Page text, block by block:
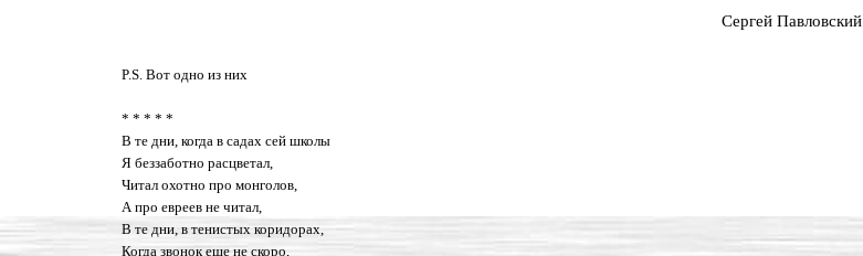
Сергей Павловский
P.S. Вот одно из них
* * * * *
В те дни, когда в садах сей школы
Я беззаботно расцветал,
Читал охотно про монголов,
А про евреев не читал,
В те дни, в тенистых коридорах,
Когда звонок еще не скоро,